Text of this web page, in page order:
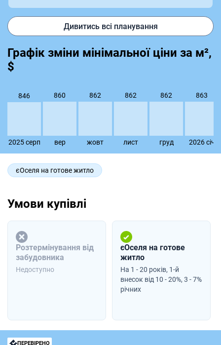
Дивитись всі планування
Графік зміни мінімальної ціни за м²,
$
846
2025 серп
860
вер
862
жовт
862
лист
862
груд
863
2026 сiч
єОселя на готове житло
Умови купівлі
Розтермінування від
забудовника
Недоступно
єОселя на готове
житло
На 1 - 20 років, 1-й
внесок від 10 - 20%, 3 - 7%
річних
ПЕРЕВІРЕНО